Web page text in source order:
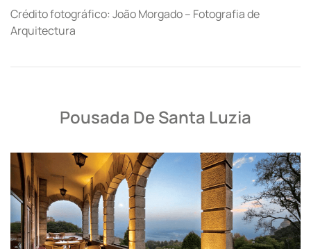
Crédito fotográfico: João Morgado – Fotografia de
Arquitectura
Pousada De Santa Luzia